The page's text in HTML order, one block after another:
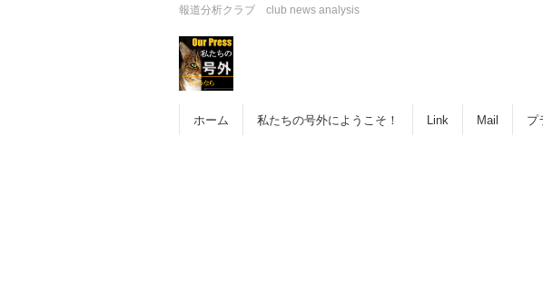
報道分析クラブ club news analysis
ホーム 私たちの号外にようこそ！ Link Mail プ